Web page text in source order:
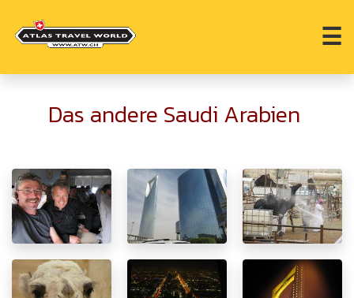
☰
Das andere Saudi Arabien